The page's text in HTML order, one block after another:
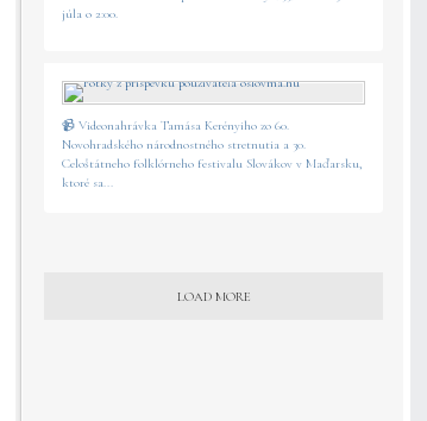
júla o 2:00.
📹 Videonahrávka Tamása Kerényiho zo 60.
Novohradského národnostného stretnutia a 30.
Celoštátneho folklórneho festivalu Slovákov v Maďarsku,
ktoré sa...
LOAD MORE